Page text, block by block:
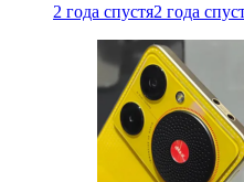
2 года спустя2 года